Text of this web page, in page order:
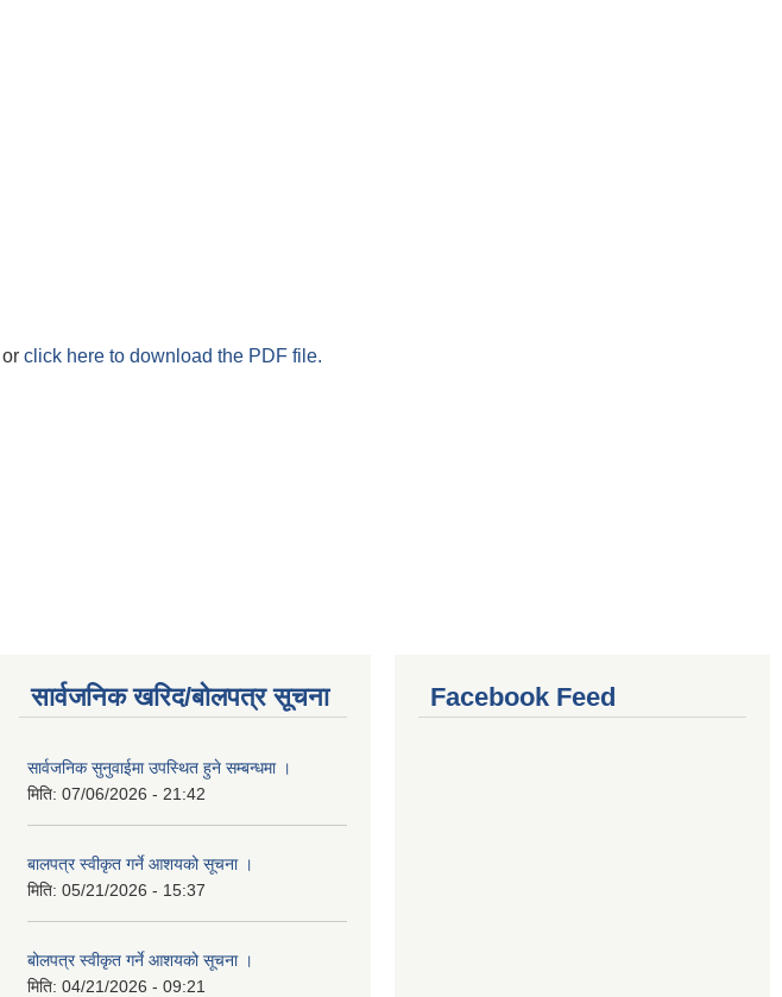
or click here to download the PDF file.
सार्वजनिक खरिद/बोलपत्र सूचना
सार्वजनिक सुनुवाईमा उपस्थित हुने सम्बन्धमा ।
मिति: 07/06/2026 - 21:42
बालपत्र स्वीकृत गर्ने आशयको सूचना ।
मिति: 05/21/2026 - 15:37
बोलपत्र स्वीकृत गर्ने आशयको सूचना ।
मिति: 04/21/2026 - 09:21
Facebook Feed